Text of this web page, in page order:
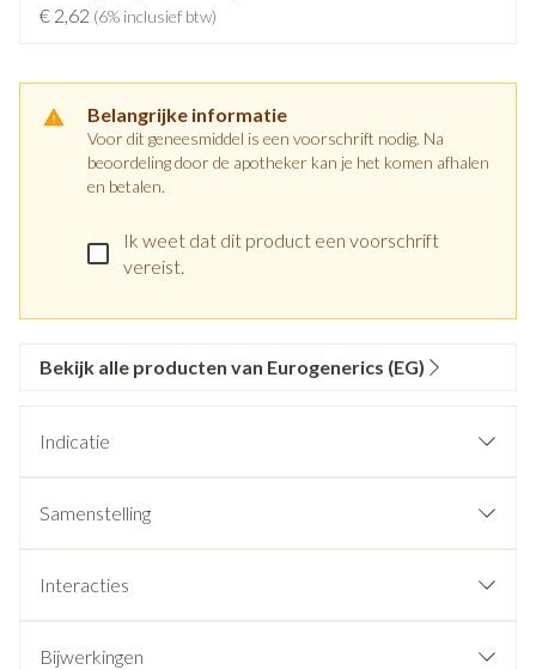
€ 2,62 (6% inclusief btw)
Belangrijke informatie
Voor dit geneesmiddel is een voorschrift nodig. Na
beoordeling door de apotheker kan je het komen afhalen
en betalen.
Ik weet dat dit product een voorschrift
vereist.
Bekijk alle producten van Eurogenerics (EG)
Indicatie
Samenstelling
Interacties
Bijwerkingen